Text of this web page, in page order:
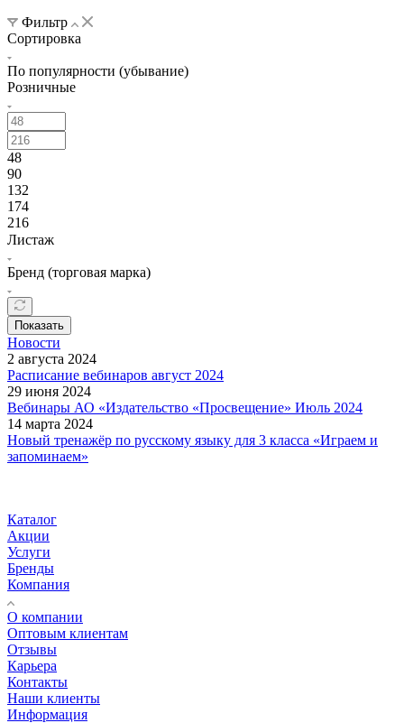
Фильтр
Сортировка
По популярности (убывание)
Розничные
48
90
132
174
216
Листаж
Бренд (торговая марка)
Показать
Новости
2 августа 2024
Расписание вебинаров август 2024
29 июня 2024
Вебинары АО «Издательство «Просвещение» Июль 2024
14 марта 2024
Новый тренажёр по русскому языку для 3 класса «Играем и
запоминаем»
Каталог
Акции
Услуги
Бренды
Компания
О компании
Оптовым клиентам
Отзывы
Карьера
Контакты
Наши клиенты
Информация